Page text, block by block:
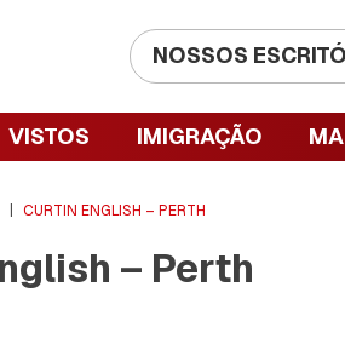
NOSSOS
VISTOS IMIGRAÇÃO
CURTIN ENGLISH – PERTH
– Perth